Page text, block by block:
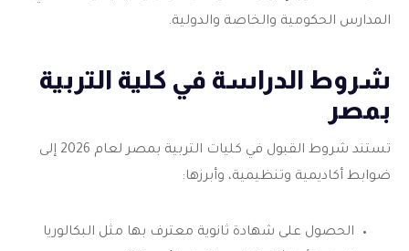
المدارس الحكومية والخاصة والدولية.
شروط الدراسة في كلية التربية
بمصر
تستند شروط القبول في كليات التربية بمصر لعام 2026 إلى
ضوابط أكاديمية وتنظيمية، وأبرزها:
الحصول على شهادة ثانوية معترف بها مثل البكالوريا